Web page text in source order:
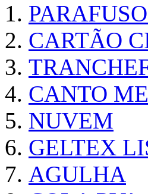
CARTÃO
CANTO
NUVEM
GELTEX
AGULHA